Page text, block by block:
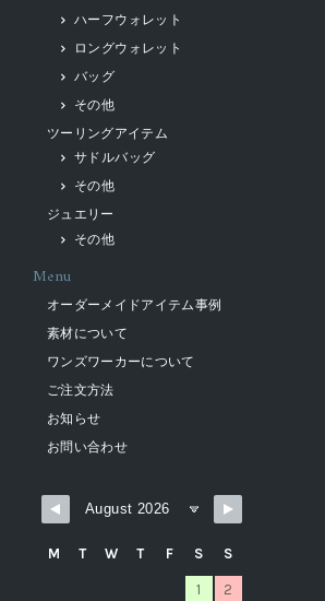
ハーフウォレット
ロングウォレット
バッグ
その他
ツーリングアイテム
サドルバッグ
その他
ジュエリー
その他
Menu
オーダーメイドアイテム事例
素材について
ワンズワーカーについて
ご注文方法
お知らせ
お問い合わせ
M T W T F S S
1 2